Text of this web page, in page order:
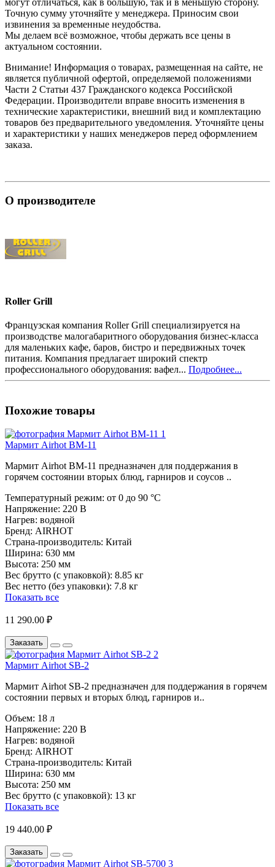
могут отличаться, как в большую, так и в меньшую сторону.
Точную сумму уточняйте у менеджера. Приносим свои
извинения за временные неудобства.
Мы делаем всё возможное, чтобы держать все цены в
актуальном состоянии.
Внимание! Информация о товарах, размещенная на сайте, не
является публичной офертой, определяемой положениями
Части 2 Статьи 437 Гражданского кодекса Российской
Федерации. Производители вправе вносить изменения в
технические характеристики, внешний вид и комплектацию
товаров без предварительного уведомления. Уточняйте цены
и характеристики у наших менеджеров перед оформлением
заказа.
О производителе
Roller Grill
Французская компания Roller Grill специализируется на
производстве малогабаритного оборудования бизнес-класса
для маленьких кафе, баров, бистро и передвижных точек
питания. Компания предлагает широкий спектр
профессионального оборудования: вафел... Подробнее...
Похожие товары
Мармит Airhot BM-11
Мармит Airhot BM-11 предназначен для поддержания в
горячем состоянии вторых блюд, гарниров и соусов ..
Температурный режим: от 0 до 90 °C
Напряжение: 220 В
Нагрев: водяной
Бренд: AIRHOT
Страна-производитель: Китай
Ширина: 630 мм
Высота: 250 мм
Вес брутто (с упаковкой): 8.85 кг
Вес нетто (без упаковки): 7.8 кг
Показать все
11 290.00 ₽
Заказать
Мармит Airhot SB-2
Мармит Airhot SB-2 предназначен для поддержания в горячем
состоянии первых и вторых блюд, гарниров и..
Объем: 18 л
Напряжение: 220 В
Нагрев: водяной
Бренд: AIRHOT
Страна-производитель: Китай
Ширина: 630 мм
Высота: 250 мм
Вес брутто (с упаковкой): 13 кг
Показать все
19 440.00 ₽
Заказать